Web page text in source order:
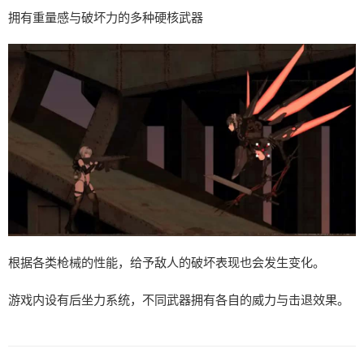
拥有重量感与破坏力的多种硬核武器
根据各类枪械的性能，给予敌人的破坏表现也会发生变化。
游戏内设有后坐力系统，不同武器拥有各自的威力与击退效果。